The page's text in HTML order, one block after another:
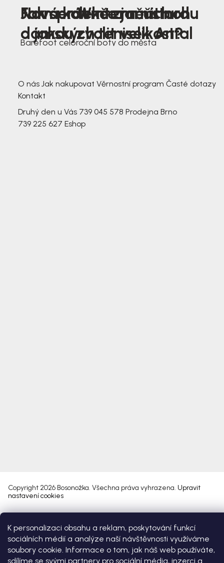
K personalizaci obsahu a reklam, poskytování funkcí
sociálních médií a analýze naší návštěvnosti využíváme
soubory cookie. Informace o tom, jak náš web používáte,
sdílíme se svými partnery pro sociální média, inzerci a
Nová kolekce jarních
dámských tenisek Antal
Jak správně změřit nohu
a jakou zvolit velikost?
Farmer Winter mustard
Barefoot celoroční boty do města
O nás Jak nakupovat Věrnostní program Časté dotazy
Kontakt
Druhý den u Vás 739 045 578 Prodejna Brno
739 225 627 Eshop
Copyright 2026 Bosonožka. Všechna práva vyhrazena. Upravit
nastavení cookies